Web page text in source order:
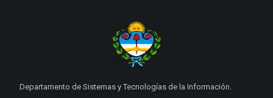
Departamento de Sistemas y Tecnologías de la Información.